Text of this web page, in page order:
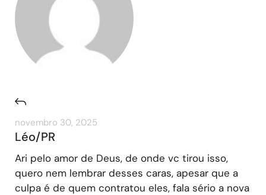
novembro 30, 2025
Léo/PR
Ari pelo amor de Deus, de onde vc tirou isso,
quero nem lembrar desses caras, apesar que a
culpa é de quem contratou eles, fala sério a nova